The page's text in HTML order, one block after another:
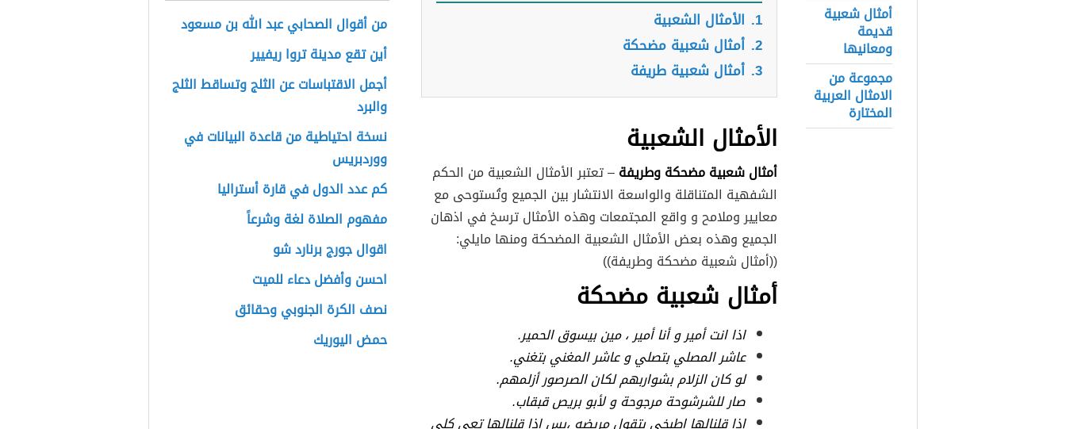
أمثال شعبية
قديمة
ومعانيها
مجموعة من
الامثال العربية
المختارة
1. الأمثال الشعبية
2. أمثال شعبية مضحكة
3. أمثال شعبية طريفة
الأمثال الشعبية
أمثال شعبية مضحكة وطريفة– تعتبر الأمثال الشعبية من الحكم
الشفهية المتناقلة والواسعة الانتشار بين الجميع وتُستوحى مع
معايير وملامح و واقع المجتمعات وهذه الأمثال ترسخ في اذهان
الجميع وهذه بعض الأمثال الشعبية المضحكة ومنها مايلي:
((أمثال شعبية مضحكة وطريفة))
أمثال شعبية مضحكة
اذا انت أمير و أنا أمير ، مين بيسوق الحمير.
عاشر المصلي بتصلي و عاشر المغني بتغني.
لو كان الزلام بشواربهم لكان الصرصور أزلمهم.
صار للشرشوحة مرجوحة و لأبو بريص قبقاب.
إذا قلنالها اطبخي بتقول مريضه ،بس اذا قلنالها تعي كلي
من أقوال الصحابي عبد الله بن مسعود
أين تقع مدينة تروا ريفيير
أجمل الاقتباسات عن الثلج وتساقط الثلج
والبرد
نسخة احتياطية من قاعدة البيانات في
ووردبريس
کم عدد الدول في قارة أسترالیا
مفهوم الصلاة لغة وشرعاً
اقوال جورج برنارد شو
احسن وأفضل دعاء للميت
نصف الكرة الجنوبي وحقائق
حمض اليوريك